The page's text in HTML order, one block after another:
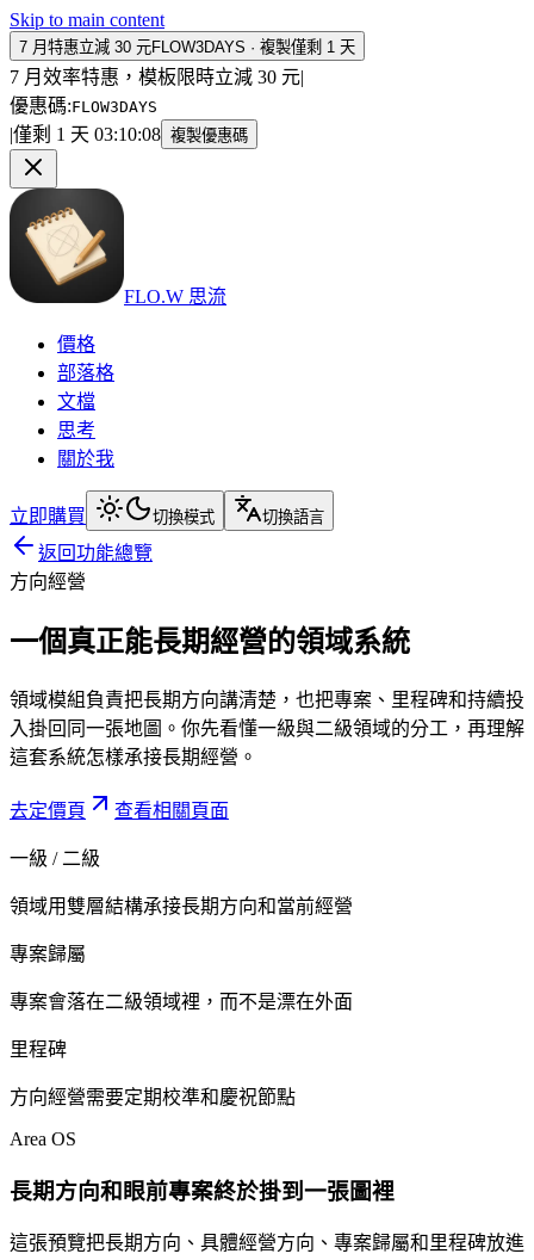
Skip to main content
7 月特惠立減 30 元FLOW3DAYS · 複製僅剩 1 天
7 月效率特惠，模板限時立減 30 元|
優惠碼:FLOW3DAYS
|僅剩 1 天 03:10:08 複製優惠碼
FLO.W 思流
價格
部落格
文檔
思考
關於我
立即購買 切換模式 切換語言
返回功能總覽
方向經營
一個真正能長期經營的領域系統
領域模組負責把長期方向講清楚，也把專案、里程碑和持續投
入掛回同一張地圖。你先看懂一級與二級領域的分工，再理解
這套系統怎樣承接長期經營。
去定價頁 查看相關頁面
一級 / 二級
領域用雙層結構承接長期方向和當前經營
專案歸屬
專案會落在二級領域裡，而不是漂在外面
里程碑
方向經營需要定期校準和慶祝節點
Area OS
長期方向和眼前專案終於掛到一張圖裡
這張預覽把長期方向、具體經營方向、專案歸屬和里程碑放進